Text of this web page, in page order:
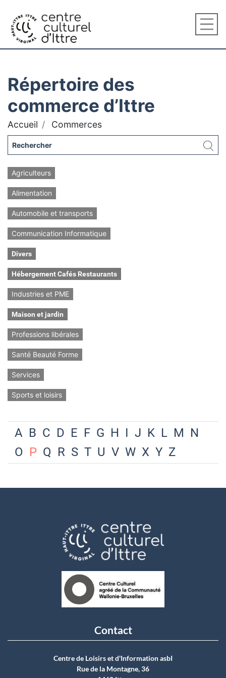
Répertoire des
commerce d’Ittre
Accueil Commerces
Agriculteurs
Alimentation
Automobile et transports
Communication Informatique
Divers
Hébergement Cafés Restaurants
Industries et PME
Maison et jardin
Professions libérales
Santé Beauté Forme
Services
Sports et loisirs
A B C D E F G H I J K L M N
O P Q R S T U V W X Y Z
Contact
Centre de Loisirs et d'Information asbI
Rue de la Montagne, 36